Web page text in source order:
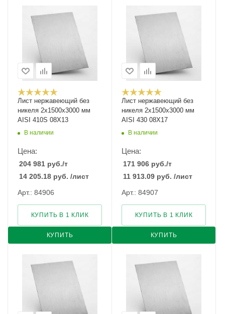
Лист нержавеющий без
никеля 2х1500х3000 мм
AISI 410S 08Х13
В наличии
Цена:
204 981 руб./т
14 205.18 руб. /лист
Арт.: 84906
КУПИТЬ
КУПИТЬ В 1 КЛИК
Лист нержавеющий без
никеля 2х1500х3000 мм
AISI 430 08Х17
В наличии
Цена:
171 906 руб./т
11 913.09 руб. /лист
Арт.: 84907
КУПИТЬ
КУПИТЬ В 1 КЛИК